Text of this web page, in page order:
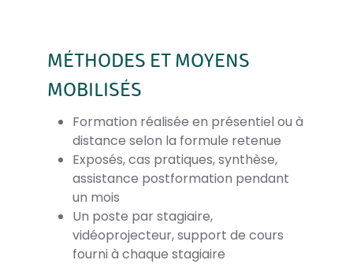
MÉTHODES ET MOYENS
MOBILISÉS
Formation réalisée en présentiel ou à
distance selon la formule retenue
Exposés, cas pratiques, synthèse,
assistance postformation pendant
un mois
Un poste par stagiaire,
vidéoprojecteur, support de cours
fourni à chaque stagiaire